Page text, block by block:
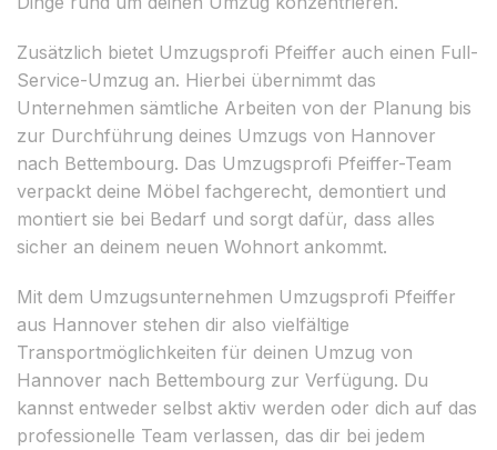
Zusätzlich bietet Umzugsprofi Pfeiffer auch einen Full-
Service-Umzug an. Hierbei übernimmt das
Unternehmen sämtliche Arbeiten von der Planung bis
zur Durchführung deines Umzugs von Hannover
nach Bettembourg. Das Umzugsprofi Pfeiffer-Team
verpackt deine Möbel fachgerecht, demontiert und
montiert sie bei Bedarf und sorgt dafür, dass alles
sicher an deinem neuen Wohnort ankommt.
Mit dem Umzugsunternehmen Umzugsprofi Pfeiffer
aus Hannover stehen dir also vielfältige
Transportmöglichkeiten für deinen Umzug von
Hannover nach Bettembourg zur Verfügung. Du
kannst entweder selbst aktiv werden oder dich auf das
professionelle Team verlassen, das dir bei jedem